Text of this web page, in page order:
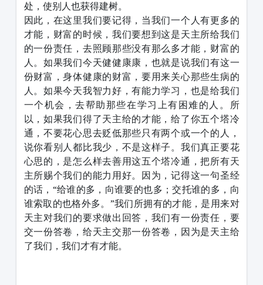
处，使别人也获得建树。
因此，在这里我们要记得，当我们一个人有更多的
才能，财富的时候，我们要想到这是天主所给我们
的一份责任，去照顾那些没有那么多才能，财富的
人。如果我们今天健健康康，也就是说我们有这一
份财富，身体健康的财富，要用来关心那些生病的
人。如果今天我智力好，有能力学习，也是给我们
一个机会，去帮助那些在学习上有困难的人。所
以，如果我们得了天主给的才能，给了你五个塔冷
通，不要花心思去贬低那些只有两个或一个的人，
说你看别人都比我少，不是这样子。我们真正要花
心思的，是怎么样去善用这五个塔冷通，把所有天
主所赐个我们的能力用好。因为，记得这一句圣经
的话，“给谁的多，向谁要的也多；交托谁的多，向
谁索取的也格外多。”我们所拥有的才能，是用来对
天主对我们的要求做出回答，我们有一份责任，要
交一份答卷，给天主交那一份答卷，因为是天主给
了我们，我们才有才能。